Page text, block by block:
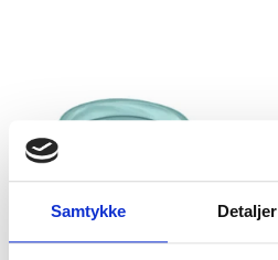
Samtykke Detaljer